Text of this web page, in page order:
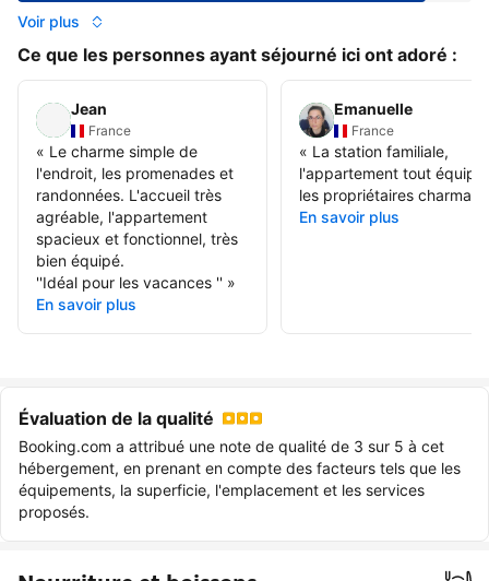
Voir plus
Ce que les personnes ayant séjourné ici ont adoré :
Jean
France
« Le charme simple de
l'endroit, les promenades et
randonnées. L'accueil très
agréable, l'appartement
spacieux et fonctionnel, très
bien équipé.
''Idéal pour les vacances '' »
En savoir plus
Emanuelle
France
« La station familiale,
l'appartement tout équipé
les propriétaires
En savoir plus
Évaluation de la qualité
Booking.com a attribué une note de qualité de 3 sur 5 à cet
hébergement, en prenant en compte des facteurs tels que les
équipements, la superficie, l'emplacement et les services
proposés.